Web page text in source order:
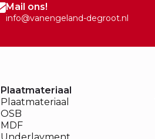
Mail ons!
info@vanengeland-degroot.nl
Plaatmateriaal
Plaatmateriaal
OSB
MDF